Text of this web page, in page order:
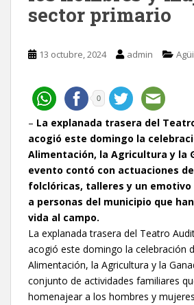
sector primario
13 octubre, 2024 admin
0
– La explanada trasera del
acogió este domingo la
Alimentación, la Agricultura y la
evento contó con actuaciones
folclóricas, talleres y un
a personas del municipio que
vida al campo.
La explanada trasera del Teatro
acogió este domingo la celebración
Alimentación, la Agricultura y la
conjunto de actividades familiares
homenajear a los hombres y